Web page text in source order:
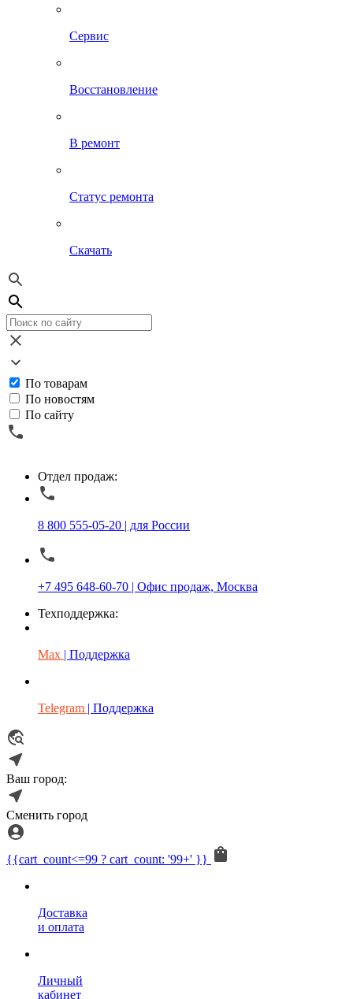
Сервис
Восстановление
В ремонт
Статус ремонта
Скачать
По товарам
По новостям
По сайту
Отдел продаж:
8 800 555-05-20 | для России
+7 495 648-60-70 | Офис продаж, Москва
Техподдержка:
Max | Поддержка
Telegram | Поддержка
Ваш город:
Сменить город
{{cart_count<=99 ? cart_count: '99+' }}
Доставка
и оплата
Личный
кабинет